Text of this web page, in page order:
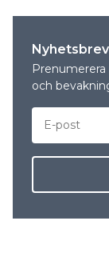
Nyhetsbrev
och